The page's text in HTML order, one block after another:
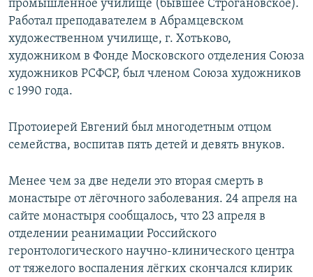
промышленное училище (бывшее Строгановское).
Работал преподавателем в Абрамцевском
художественном училище, г. Хотьково,
художником в Фонде Московского отделения Союза
художников РСФСР, был членом Союза художников
с 1990 года.
Протоиерей Евгений был многодетным отцом
семейства, воспитав пять детей и девять внуков.
Менее чем за две недели это вторая смерть в
монастыре от лёгочного заболевания. 24 апреля на
сайте монастыря сообщалось, что 23 апреля в
отделении реанимации Российского
геронтологического научно-клинического центра
от тяжелого воспаления лёгких скончался клирик